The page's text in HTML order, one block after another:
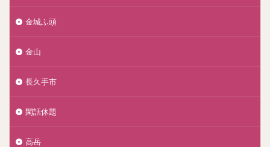
金城ふ頭
金山
長久手市
閑話休題
高岳